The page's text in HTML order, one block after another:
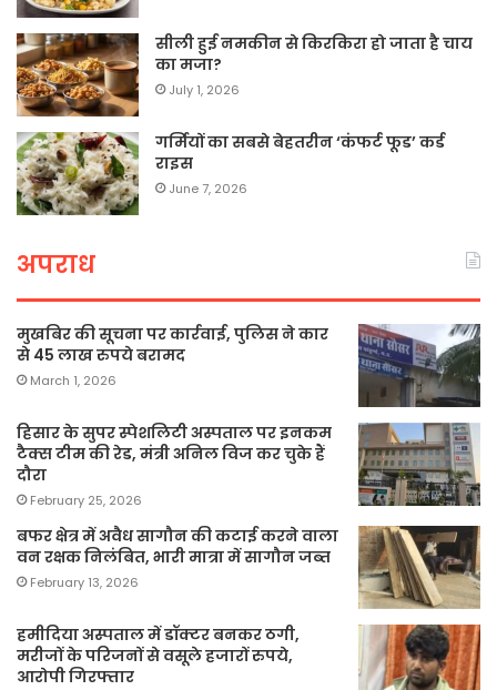
सीली हुई नमकीन से किरकिरा हो जाता है चाय
का मजा?
July 1, 2026
गर्मियों का सबसे बेहतरीन ‘कंफर्ट फूड’ कर्ड
राइस
June 7, 2026
अपराध
मुखबिर की सूचना पर कार्रवाई, पुलिस ने कार
से 45 लाख रुपये बरामद
March 1, 2026
हिसार के सुपर स्पेशलिटी अस्पताल पर इनकम
टैक्स टीम की रेड, मंत्री अनिल विज कर चुके हैं
दौरा
February 25, 2026
बफर क्षेत्र में अवैध सागौन की कटाई करने वाला
वन रक्षक निलंबित, भारी मात्रा में सागौन जब्त
February 13, 2026
हमीदिया अस्पताल में डॉक्टर बनकर ठगी,
मरीजों के परिजनों से वसूले हजारों रुपये,
आरोपी गिरफ्तार